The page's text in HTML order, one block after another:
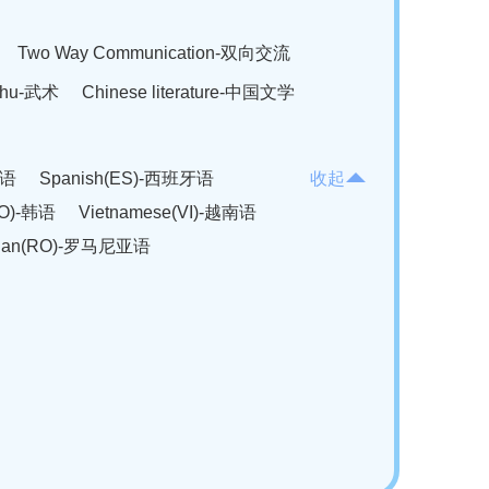
Two Way Communication-双向交流
武术 Chinese literature-中国文学
Spanish(ES)-西班牙语
韩语
Vietnamese(VI)-越南语
罗马尼亚语
收起